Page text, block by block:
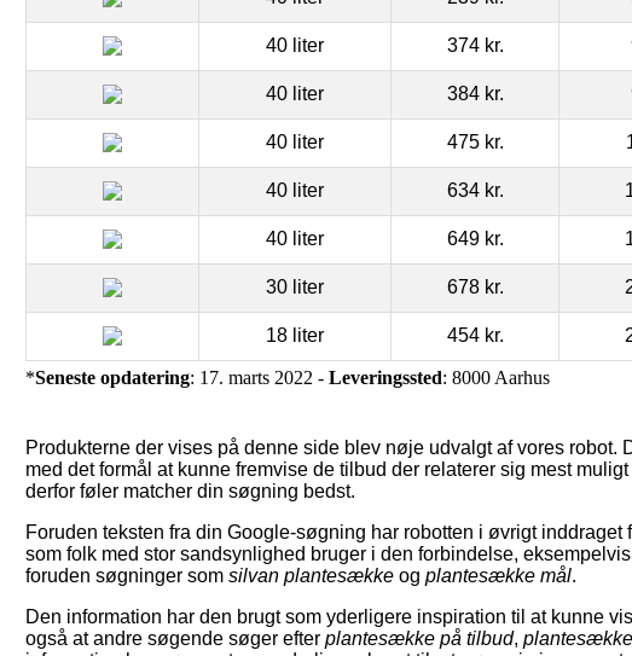
40 liter 374 kr.
40 liter 384 kr.
40 liter 475 kr.
40 liter 634 kr.
40 liter 649 kr.
30 liter 678 kr.
18 liter 454 kr.
*Seneste opdatering: 17. marts 2022 - Leveringssted: 8000 Aarhus
Produkterne der vises på denne side blev nøje udvalgt af vores robot.
med det formål at kunne fremvise de tilbud der relaterer sig mest
derfor føler matcher din søgning bedst.
Foruden teksten fra din Google-søgning har robotten i øvrigt
som folk med stor sandsynlighed bruger i den forbindelse, eksempelvis
foruden søgninger som silvan plantesække og plantesække mål.
Den information har den brugt som yderligere inspiration til at kunne
også at andre søgende søger efter plantesække på tilbud,